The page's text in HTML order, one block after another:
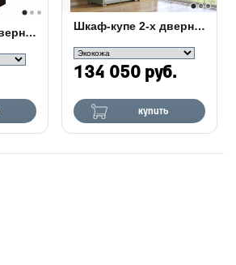
Шкаф-купе 2-х дверный Como/Veda с зеркалами
Шкаф-купе 2-х дверный Orma Soft зеркальный
134 050 руб.
купить